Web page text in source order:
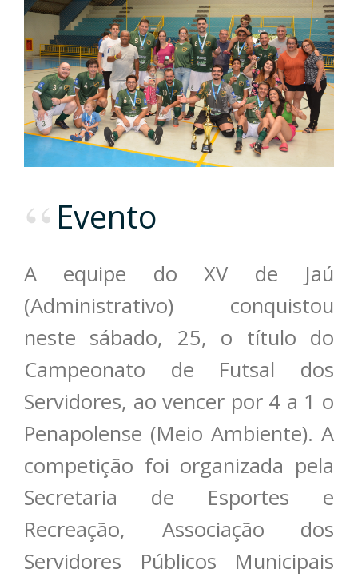
Evento
A equipe do XV de Jaú
(Administrativo) conquistou
neste sábado, 25, o título do
Campeonato de Futsal dos
Servidores, ao vencer por 4 a 1 o
Penapolense (Meio Ambiente). A
competição foi organizada pela
Secretaria de Esportes e
Recreação, Associação dos
Servidores Públicos Municipais